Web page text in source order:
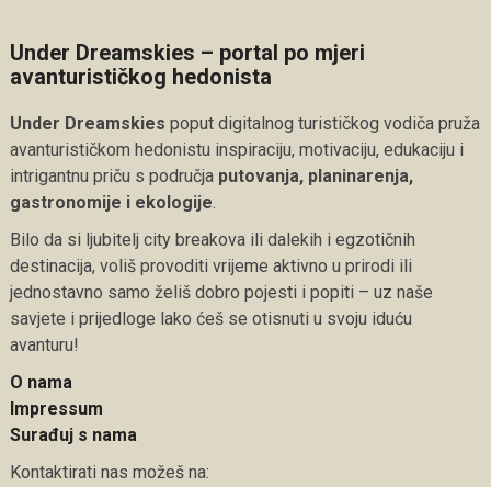
Under Dreamskies – portal po mjeri
avanturističkog hedonista
Under Dreamskies poput digitalnog turističkog vodiča pruža
avanturističkom hedonistu inspiraciju, motivaciju, edukaciju i
intrigantnu priču s područja putovanja, planinarenja,
gastronomije i ekologije.
Bilo da si ljubitelj city breakova ili dalekih i egzotičnih
destinacija, voliš provoditi vrijeme aktivno u prirodi ili
jednostavno samo želiš dobro pojesti i popiti – uz naše
savjete i prijedloge lako ćeš se otisnuti u svoju iduću
avanturu!
O nama
Impressum
Surađuj s nama
Kontaktirati nas možeš na: